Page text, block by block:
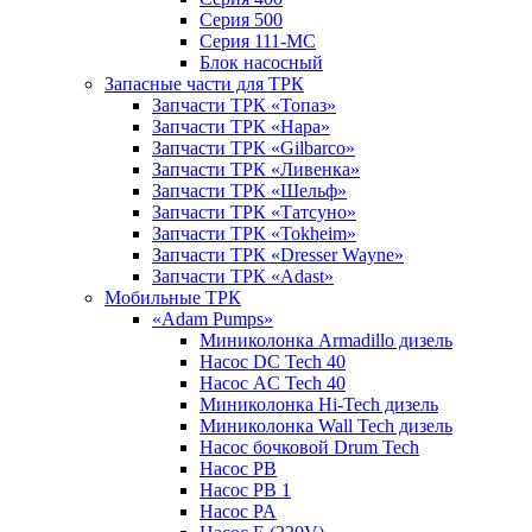
Серия 500
Серия 111-МС
Блок насосный
Запасные части для ТРК
Запчасти ТРК «Топаз»
Запчасти ТРК «Нара»
Запчасти ТРК «Gilbarco»
Запчасти ТРК «Ливенка»
Запчасти ТРК «Шельф»
Запчасти ТРК «Татсуно»
Запчасти ТРК «Tokheim»
Запчасти ТРК «Dresser Wayne»
Запчасти ТРК «Adast»
Мобильные ТРК
«Adam Pumps»
Миниколонка Armadillo дизель
Насос DC Tech 40
Насос AC Tech 40
Миниколонка Hi-Tech дизель
Миниколонка Wall Tech дизель
Насос бочковой Drum Tech
Насос PB
Насос PB 1
Насос PA